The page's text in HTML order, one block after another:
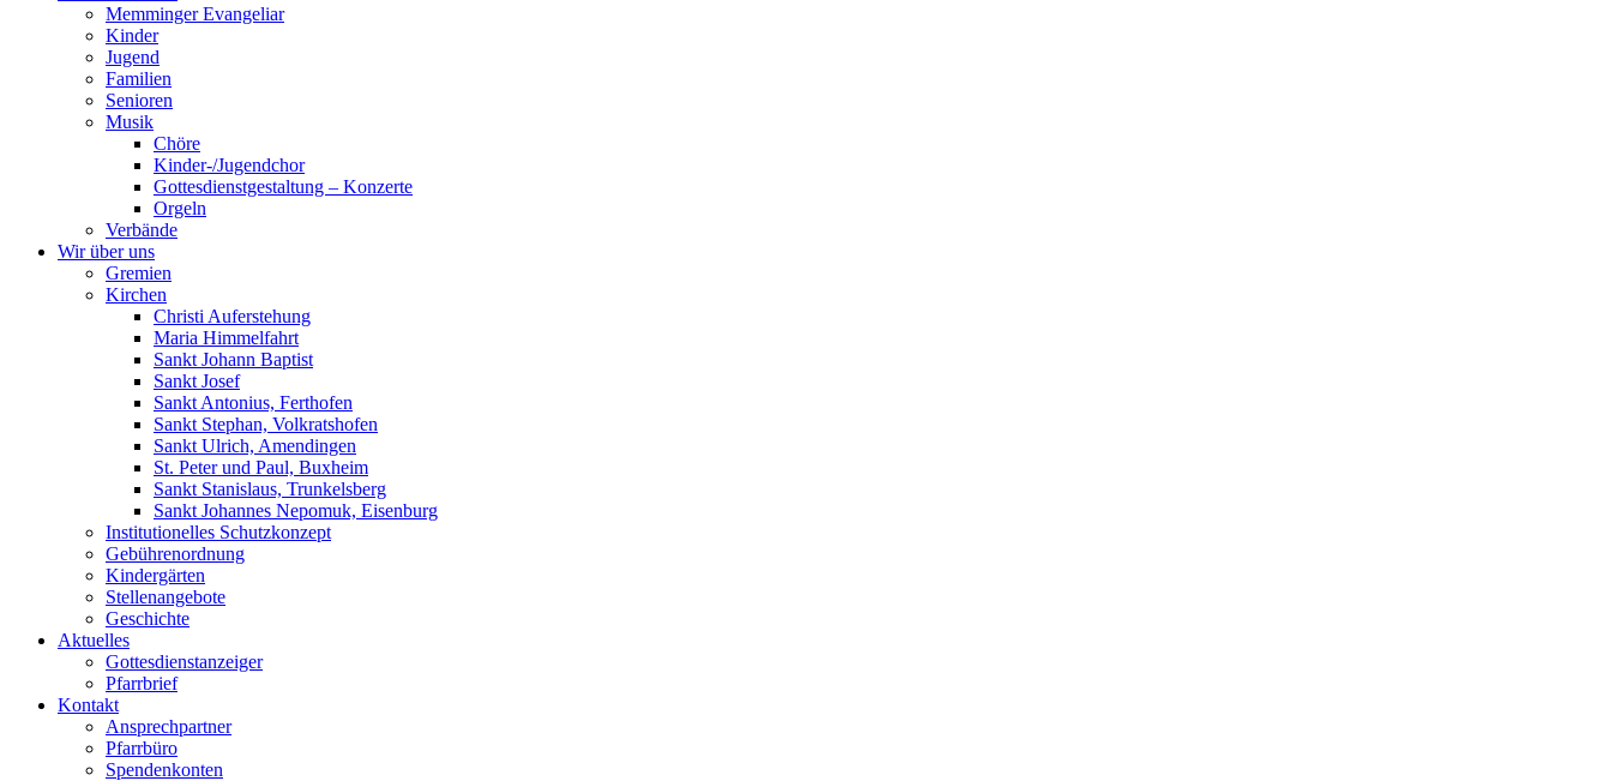
Memminger Evangeliar
Kinder
Jugend
Familien
Senioren
Musik
Chöre
Kinder-/Jugendchor
Gottesdienstgestaltung – Konzerte
Orgeln
Verbände
Wir über uns
Gremien
Kirchen
Christi Auferstehung
Maria Himmelfahrt
Sankt Johann Baptist
Sankt Josef
Sankt Antonius, Ferthofen
Sankt Stephan, Volkratshofen
Sankt Ulrich, Amendingen
St. Peter und Paul, Buxheim
Sankt Stanislaus, Trunkelsberg
Sankt Johannes Nepomuk, Eisenburg
Institutionelles Schutzkonzept
Gebührenordnung
Kindergärten
Stellenangebote
Geschichte
Aktuelles
Gottesdienstanzeiger
Pfarrbrief
Kontakt
Ansprechpartner
Pfarrbüro
Spendenkonten